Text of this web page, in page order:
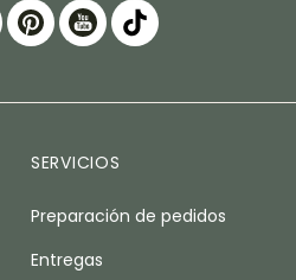
SERVICIOS
Preparación de pedidos
Entregas